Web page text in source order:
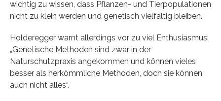
wichtig zu wissen, dass Pflanzen- und Tierpopulationen
nicht zu klein werden und genetisch vielfältig bleiben.
Holderegger warnt allerdings vor zu viel Enthusiasmus:
„Genetische Methoden sind zwar in der
Naturschutzpraxis angekommen und können vieles
besser als herkömmliche Methoden, doch sie können
auch nicht alles“.